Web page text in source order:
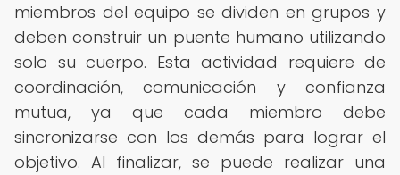
miembros del equipo se dividen en grupos y
deben construir un puente humano utilizando
solo su cuerpo. Esta actividad requiere de
coordinación, comunicación y confianza
mutua, ya que cada miembro debe
sincronizarse con los demás para lograr el
objetivo. Al finalizar, se puede realizar una